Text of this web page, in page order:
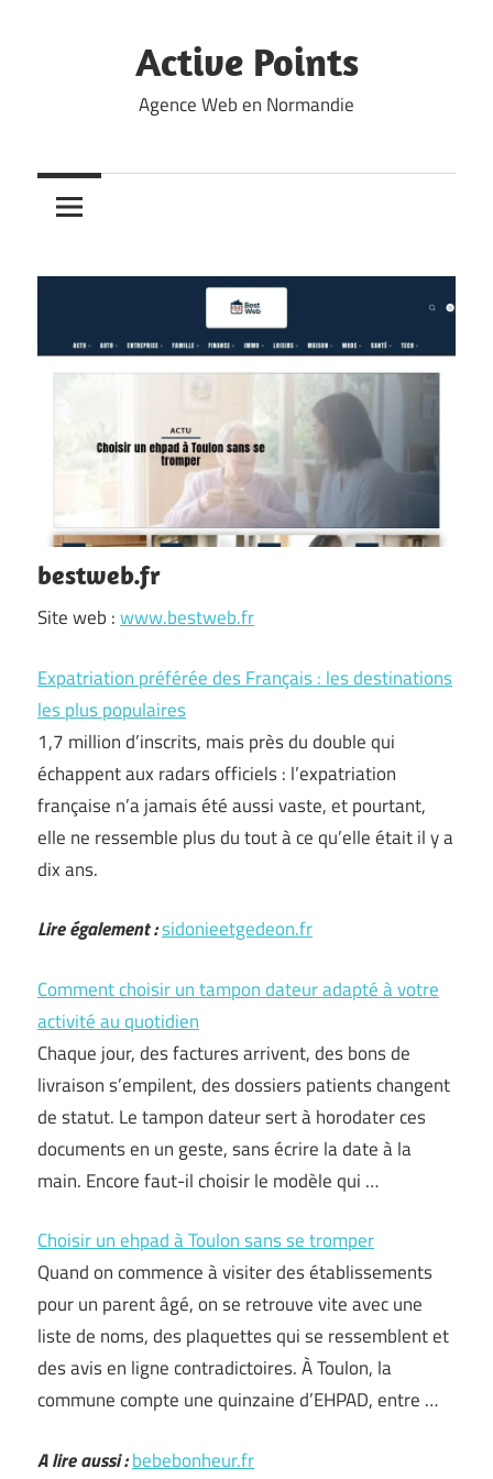
Active Points
Agence Web en Normandie
bestweb.fr
Site web :www.bestweb.fr
Expatriation préférée des Français : les destinations
les plus populaires
1,7 million d’inscrits, mais près du double qui
échappent aux radars officiels : l’expatriation
française n’a jamais été aussi vaste, et pourtant,
elle ne ressemble plus du tout à ce qu’elle était il y a
dix ans.
Lire également :sidonieetgedeon.fr
Comment choisir un tampon dateur adapté à votre
activité au quotidien
Chaque jour, des factures arrivent, des bons de
livraison s’empilent, des dossiers patients changent
de statut. Le tampon dateur sert à horodater ces
documents en un geste, sans écrire la date à la
main. Encore faut-il choisir le modèle qui …
Choisir un ehpad à Toulon sans se tromper
Quand on commence à visiter des établissements
pour un parent âgé, on se retrouve vite avec une
liste de noms, des plaquettes qui se ressemblent et
des avis en ligne contradictoires. À Toulon, la
commune compte une quinzaine d’EHPAD, entre …
A lire aussi :bebebonheur.fr